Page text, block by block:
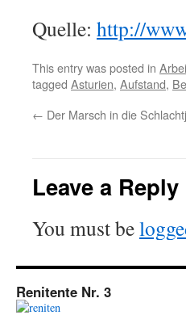
Quelle: http://
This entry was posted in
tagged Asturien, Aufstand,
← Der Marsch in die
Leave a Reply
You must be
Renitente Nr. 3